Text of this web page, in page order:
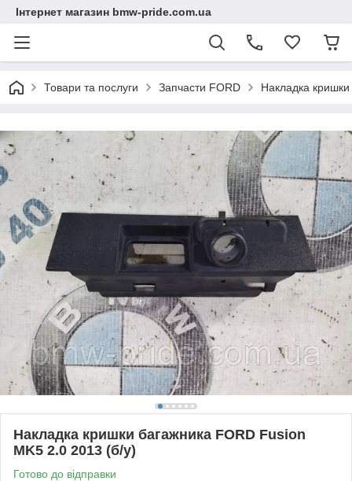
Інтернет магазин bmw-pride.com.ua
Товари та послуги Запчасти FORD Накладка
Накладка кришки багажника FORD Fusion
MK5 2.0 2013 (б/у)
Готово до відправки